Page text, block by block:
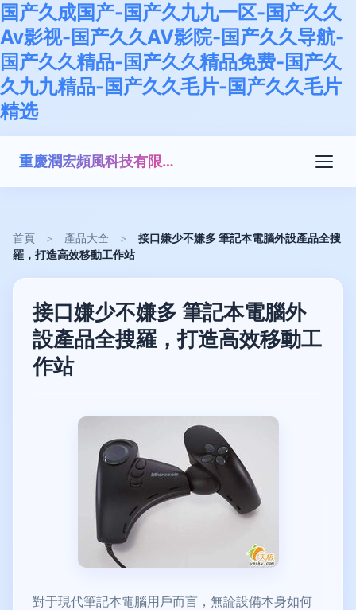
国产久成国产-国产久九九一区-国产久久
Av影视-国产久久AV影院-国产久久导航-
国产久久精品-国产久久精品免费-国产久
久九九精品-国产久久毛片-国产久久毛片
精选
重慶潤宏頻風科技有限公司
首頁 > 產品大全 >
接口嫌少不嫌多 筆記本電腦外設產品全搜
羅，打造高效移動工作站
接口嫌少不嫌多 筆記本電腦外
設產品全搜羅，打造高效移動工
作站
對于現代筆記本電腦用戶而言，無論設備本身如何